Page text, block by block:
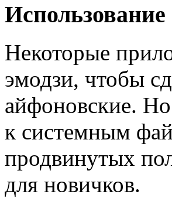
Некоторые
эмодзи, чтобы
айфоновские.
к системным
продвинутых
для новичков.